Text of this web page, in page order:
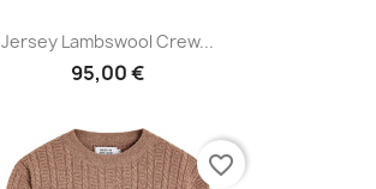
Jersey Lambswool Crew...
95,00 €
favorite_border